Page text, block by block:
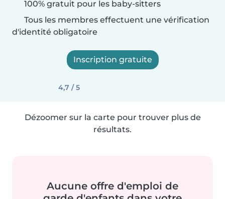
100% gratuit pour les baby-sitters
Tous les membres effectuent une vérification
d'identité obligatoire
Inscription gratuite
4,7 / 5
Dézoomer sur la carte pour trouver plus de
résultats.
Aucune offre d'emploi de